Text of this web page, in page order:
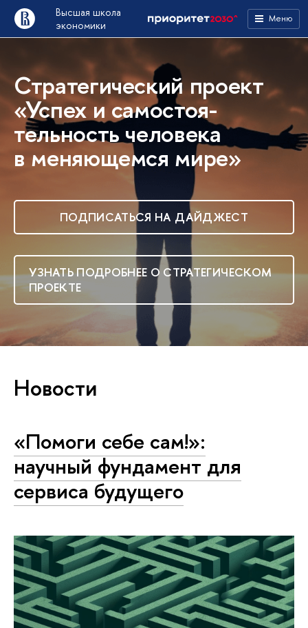
Высшая школа
экономики
Меню
Стратегический проект
«Успех и самостоя­
тельность человека
в меняю­щемся мире»
ПОДПИСАТЬСЯ НА ДАЙДЖЕСТ
УЗНАТЬ ПОДРОБНЕЕ О СТРАТЕГИЧЕСКОМ
ПРОЕКТЕ
Новости
«Помоги себе сам!»:
научный фундамент для
сервиса будущего